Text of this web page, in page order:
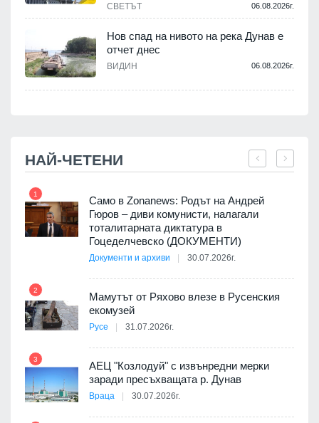
СВЕТЪТ 06.08.2026г.
Нов спад на нивото на река Дунав е
отчет днес
ВИДИН 06.08.2026г.
НАЙ-ЧЕТЕНИ
1
Само в Zonanews: Родът на Андрей
Гюров – диви комунисти, налагали
тоталитарната диктатура в
Гоцеделчевско (ДОКУМЕНТИ)
Документи и архиви 30.07.2026г.
2
Мамутът от Ряхово влезе в Русенския
екомузей
Русе 31.07.2026г.
3
АЕЦ "Козлодуй" с извънредни мерки
заради пресъхващата р. Дунав
Враца 30.07.2026г.